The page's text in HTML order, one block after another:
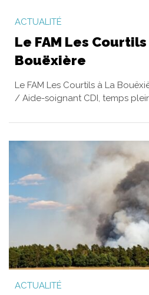
ACTUALITÉ
Le FAM Les
Bouëxière
Le FAM Les Courtils à La
/ Aide-soignant CDI, temps
ACTUALITÉ